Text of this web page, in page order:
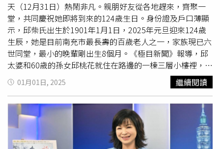
要他不嫌棄，真的看對眼，我才不管咧」。除了拍過嚴藝文
的作品，宋偉恩出道前也曾上過對方的表演課，對「老師」
壁咚讓兩人都害羞又尷尬。（圖／林士傑攝）細數《老少女
奇遇記2》的鮮肉嘉賓，嚴藝文誇讚宋偉恩、林哲熹、張軒
睿等人「很帥」，唯獨沒誇獎風田，但嚴藝文對風田的風趣
印象深刻，更脫口「跟他相處1、2天後，我覺得如果是他，
我可以，因為他太好笑，如果到我們這個年紀，有個男生可
以天天讓妳開心、講笑話給妳聽，也是不錯的。」說完嚴藝
文忍不住大笑虧自己「好像在找看護」。宋偉恩也腦補2人
在一起的情境，調侃嚴藝文，「然後在床上，妳要依偎在風
田的胸膛裡」。年輕時的嚴藝文遇到心上人很敢告白，但轉
到幕後多了許多顧慮。（圖／林士傑攝）曾在三立藝能學院
天（12月31日）熱鬧非凡。親朋好友從各地趕來，齊聚一
堂，共同慶祝她即將到來的124歲生日。身份證及戶口薄顯
示，邱柴氏出生於1901年1月1日，2025年元旦迎來124歲
生辰，她是目前南充市最長壽的百歲老人之一，家族現已六
世同堂，最小的晚輩剛出生8個月。《極目新聞》報導，邱
太婆和60歲的孫女邱桃花就住在路邊的一棟三層小樓裡，聽
說又要過生日，她說「閻王爺把我搞忘了！」太婆的長壽和
生活習慣密切相關，她一日三餐規律，每晚8點多睡覺，自
裡散步。邱柴氏最愛粗茶淡飯拌豬油，年輕時每晚都要吃一
大碗油拌麵，放乒乓球大小的一塊豬油。因眼疾和耳疾，醫
生勸她少吃動物脂肪，她才有所節制，但對豬油的喜愛從未
01月01日, 2025 繼續閱讀